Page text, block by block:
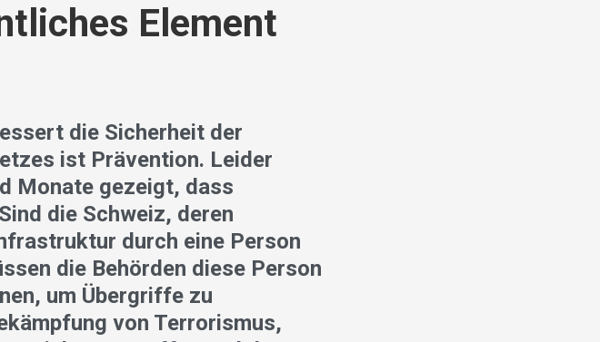
Element
die Sicherheit der
ist Prävention. Leider
Monate gezeigt, dass
die Schweiz, deren
durch eine Person
die Behörden diese Person
um Übergriffe zu
von Terrorismus,